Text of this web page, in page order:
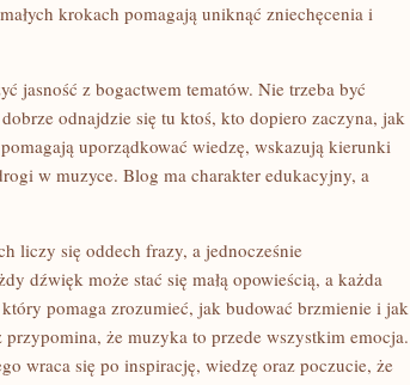
krokach pomagają uniknąć zniechęcenia i
jasność z bogactwem tematów. Nie trzeba być
odnajdzie się tu ktoś, kto dopiero zaczyna, jak
uporządkować wiedzę, wskazują kierunki
w muzyce. Blog ma charakter edukacyjny, a
liczy się oddech frazy, a jednocześnie
dźwięk może stać się małą opowieścią, a każda
pomaga zrozumieć, jak budować brzmienie i jak
że muzyka to przede wszystkim emocja.
wraca się po inspirację, wiedzę oraz poczucie, że